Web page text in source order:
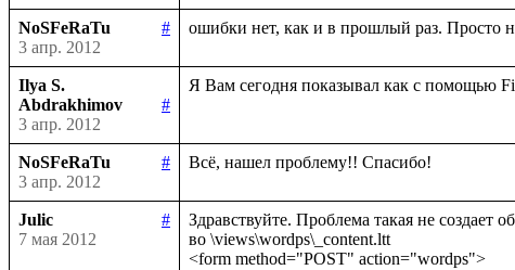
NoSFeRaTu
#
3 апр. 2012
Ilya S.
Abdrakhimov
#
3 апр. 2012
NoSFeRaTu
#
3 апр. 2012
Julic
#
7 мая 2012
Здравствуйте. Проблема такая не создает
во \views\wordps\_content.ltt
<form method="POST" action="wordps">